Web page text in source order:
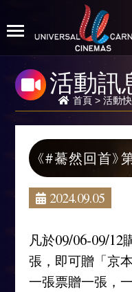
活動訊
首頁> 活動
《#驀然回首》
2024.09.05
凡於09/06-09/12
張，即可贈「京
一張票贈一張，